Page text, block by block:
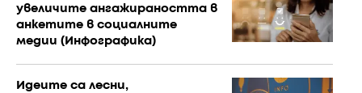
увеличите ангажираността в
анкетите в социалните
медии (Инфографика)
Идеите са лесни,